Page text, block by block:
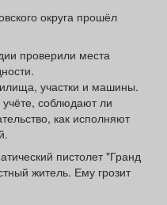
Проекты
Погода
округа прошёл
проверили места
участки и машины.
соблюдают ли
как исполняют
пистолет "Гранд
житель. Ему грозит